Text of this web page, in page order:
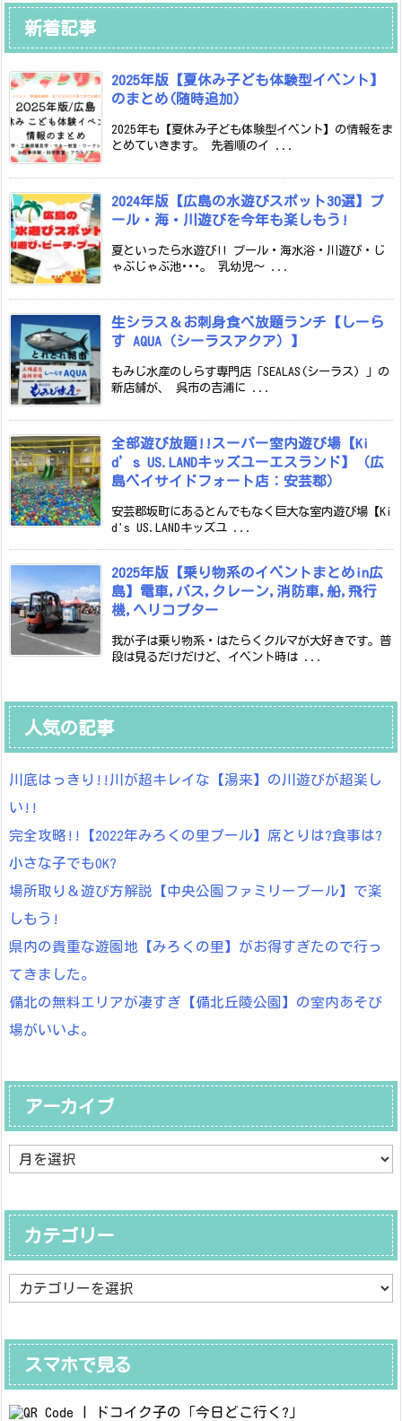
新着記事
2025年版【夏休み子ども体験型イベント】
のまとめ(随時追加)
2025年も【夏休み子ども体験型イベント】の情報をま
とめていきます。 先着順のイ ...
2024年版【広島の水遊びスポット30選】プ
ール・海・川遊びを今年も楽しもう!
夏といったら水遊び!! プール・海水浴・川遊び・じ
ゃぶじゃぶ池･･･。 乳幼児～ ...
生シラス＆お刺身食べ放題ランチ【しーら
す AQUA（シーラスアクア）】
もみじ水産のしらす専門店「SEALAS(シーラス) 」の
新店舗が、 呉市の吉浦に ...
全部遊び放題!!スーパー室内遊び場【Ki
d’s US.LANDキッズユーエスランド】（広
島ベイサイドフォート店：安芸郡）
安芸郡坂町にあるとんでもなく巨大な室内遊び場【Ki
d's US.LANDキッズユ ...
2025年版【乗り物系のイベントまとめin広
島】電車,バス,クレーン,消防車,船,飛行
機,ヘリコプター
我が子は乗り物系・はたらくクルマが大好きです。普
段は見るだけだけど、イベント時は ...
人気の記事
川底はっきり!!川が超キレイな【湯来】の川遊びが超楽し
い!!
完全攻略!!【2022年みろくの里プール】席とりは?食事は?
小さな子でもOK?
場所取り＆遊び方解説【中央公園ファミリープール】で楽
しもう!
県内の貴重な遊園地【みろくの里】がお得すぎたので行っ
てきました。
備北の無料エリアが凄すぎ【備北丘陵公園】の室内あそび
場がいいよ。
アーカイブ
ア
ー
ブ
カテゴリー
テ
ー
スマホで見る